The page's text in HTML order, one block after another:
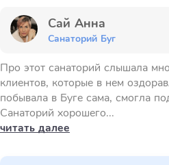
Сай Анна
Санаторий Буг
Про этот санаторий слышала
клиентов, которые в нем
побывала в Буге сама, смогла
Санаторий хорошего...
читать далее